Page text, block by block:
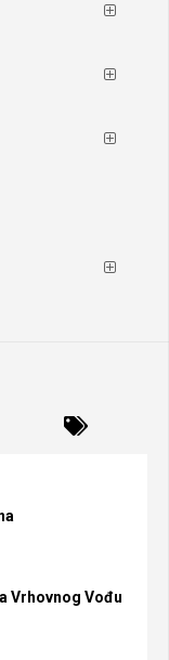
Vrhovnog Vođu